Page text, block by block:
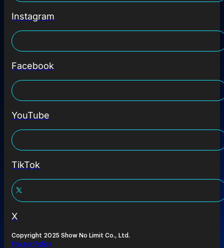
Instagram
Facebook
YouTube
TikTok
X
Copyright 2025 Show No Limit Co., Ltd.
Privacy Policy